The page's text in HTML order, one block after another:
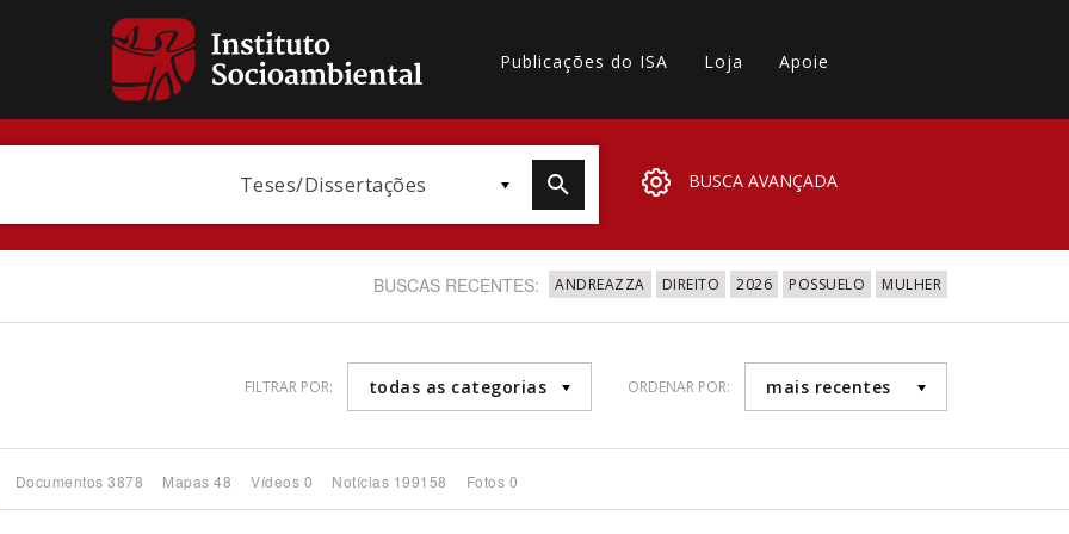
Publicações do ISA Loja Apoie
Teses/Dissertações BUSCA AVANÇADA
BUSCAS RECENTES: ANDREAZZA DIREITO 2026 POSSUELO MULHER
FILTRAR POR: todas as categorias ORDENAR POR: mais recentes
Documentos 3878 Mapas 48 Vídeos 0 Notícias 199158 Fotos 0